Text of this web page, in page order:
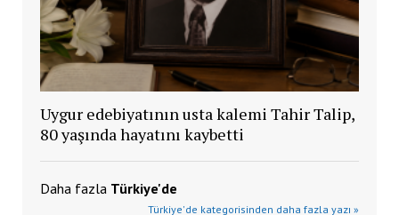
Uygur edebiyatının usta kalemi Tahir Talip,
80 yaşında hayatını kaybetti
Daha fazla Türkiye'de
Türkiye'de kategorisinden daha fazla yazı »